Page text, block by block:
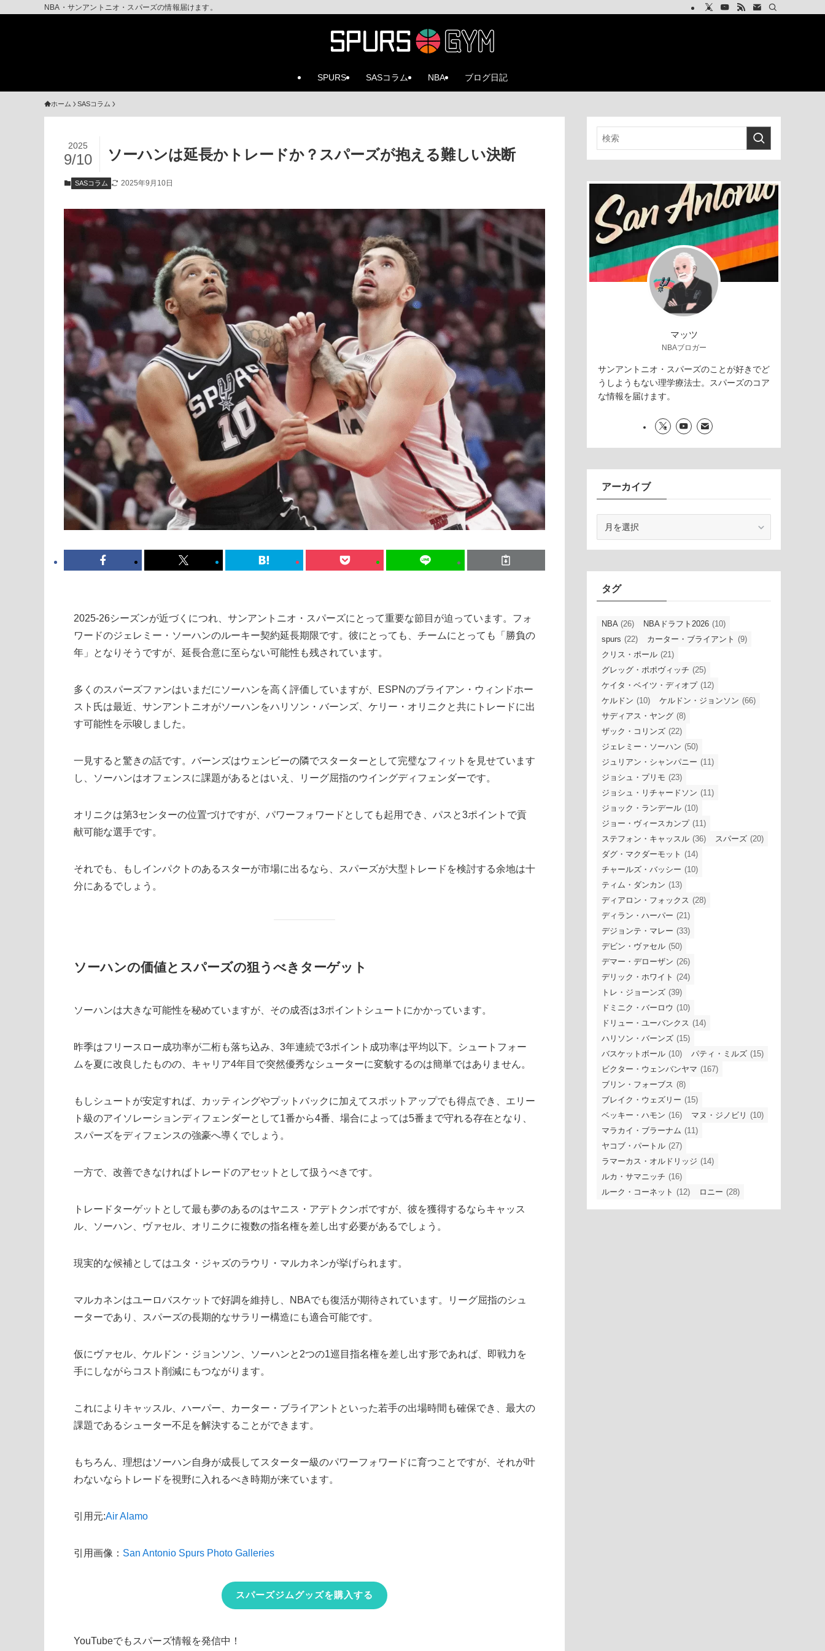
NBA・サンアントニオ・スパーズの情報届けます。
SPURS SASコラム NBA ブログ日記
ホーム SASコラム
ソーハンは延長かトレードか？スパーズが抱える難しい決断
2025
9/10
SASコラム 2025年9月10日
2025-26シーズンが近づくにつれ、サンアントニオ・スパーズにとって重要な節目が迫っています。フォ
ワードのジェレミー・ソーハンのルーキー契約延長期限です。彼にとっても、チームにとっても「勝負の
年」となりそうですが、延長合意に至らない可能性も残されています。
多くのスパーズファンはいまだにソーハンを高く評価していますが、ESPNのブライアン・ウィンドホー
スト氏は最近、サンアントニオがソーハンをハリソン・バーンズ、ケリー・オリニクと共にトレードに出
す可能性を示唆しました。
一見すると驚きの話です。バーンズはウェンビーの隣でスターターとして完璧なフィットを見せています
し、ソーハンはオフェンスに課題があるとはいえ、リーグ屈指のウイングディフェンダーです。
オリニクは第3センターの位置づけですが、パワーフォワードとしても起用でき、パスと3ポイントで貢
献可能な選手です。
それでも、もしインパクトのあるスターが市場に出るなら、スパーズが大型トレードを検討する余地は十
分にあるでしょう。
ソーハンの価値とスパーズの狙うべきターゲット
ソーハンは大きな可能性を秘めていますが、その成否は3ポイントシュートにかかっています。
昨季はフリースロー成功率が二桁も落ち込み、3年連続で3ポイント成功率は平均以下。シュートフォー
ムを夏に改良したものの、キャリア4年目で突然優秀なシューターに変貌するのは簡単ではありません。
もしシュートが安定すれば、カッティングやプットバックに加えてスポットアップでも得点でき、エリー
ト級のアイソレーションディフェンダーとして1番から4番、場合によっては5番まで守れる存在となり、
スパーズをディフェンスの強豪へ導くでしょう。
一方で、改善できなければトレードのアセットとして扱うべきです。
トレードターゲットとして最も夢のあるのはヤニス・アデトクンボですが、彼を獲得するならキャッス
ル、ソーハン、ヴァセル、オリニクに複数の指名権を差し出す必要があるでしょう。
現実的な候補としてはユタ・ジャズのラウリ・マルカネンが挙げられます。
マルカネンはユーロバスケットで好調を維持し、NBAでも復活が期待されています。リーグ屈指のシュ
ーターであり、スパーズの長期的なサラリー構造にも適合可能です。
仮にヴァセル、ケルドン・ジョンソン、ソーハンと2つの1巡目指名権を差し出す形であれば、即戦力を
手にしながらコスト削減にもつながります。
これによりキャッスル、ハーパー、カーター・ブライアントといった若手の出場時間も確保でき、最大の
課題であるシューター不足を解決することができます。
もちろん、理想はソーハン自身が成長してスターター級のパワーフォワードに育つことですが、それが叶
わないならトレードを視野に入れるべき時期が来ています。
引用元:Air Alamo
引用画像： San Antonio Spurs Photo Galleries
スパーズジムグッズを購入する
YouTubeでもスパーズ情報を発信中！
マッツ
NBAブロガー
サンアントニオ・スパーズのことが好きでど
うしようもない理学療法士。スパーズのコア
な情報を届けます。
アーカイブ
ブ
タグ
NBA (26) NBAドラフト2026 (10)
spurs (22) カーター・ブライアント (9)
クリス・ポール (21)
グレッグ・ポポヴィッチ (25)
ケイタ・ベイツ・ディオプ (12)
ケルドン (10) ケルドン・ジョンソン (66)
サディアス・ヤング (8)
ザック・コリンズ (22)
ジェレミー・ソーハン (50)
ジュリアン・シャンパニー (11)
ジョシュ・プリモ (23)
ジョシュ・リチャードソン (11)
ジョック・ランデール (10)
ジョー・ヴィースカンプ (11)
ステフォン・キャッスル (36) スパーズ (20)
ダグ・マクダーモット (14)
チャールズ・バッシー (10)
ティム・ダンカン (13)
ディアロン・フォックス (28)
ディラン・ハーパー (21)
デジョンテ・マレー (33)
デビン・ヴァセル (50)
デマー・デローザン (26)
デリック・ホワイト (24)
トレ・ジョーンズ (39)
ドミニク・バーロウ (10)
ドリュー・ユーバンクス (14)
ハリソン・バーンズ (15)
バスケットボール (10) パティ・ミルズ (15)
ビクター・ウェンバンヤマ (167)
ブリン・フォーブス (8)
ブレイク・ウェズリー (15)
ベッキー・ハモン (16) マヌ・ジノビリ (10)
マラカイ・ブラーナム (11)
ヤコブ・パートル (27)
ラマーカス・オルドリッジ (14)
ルカ・サマニッチ (16)
ルーク・コーネット (12) ロニー (28)